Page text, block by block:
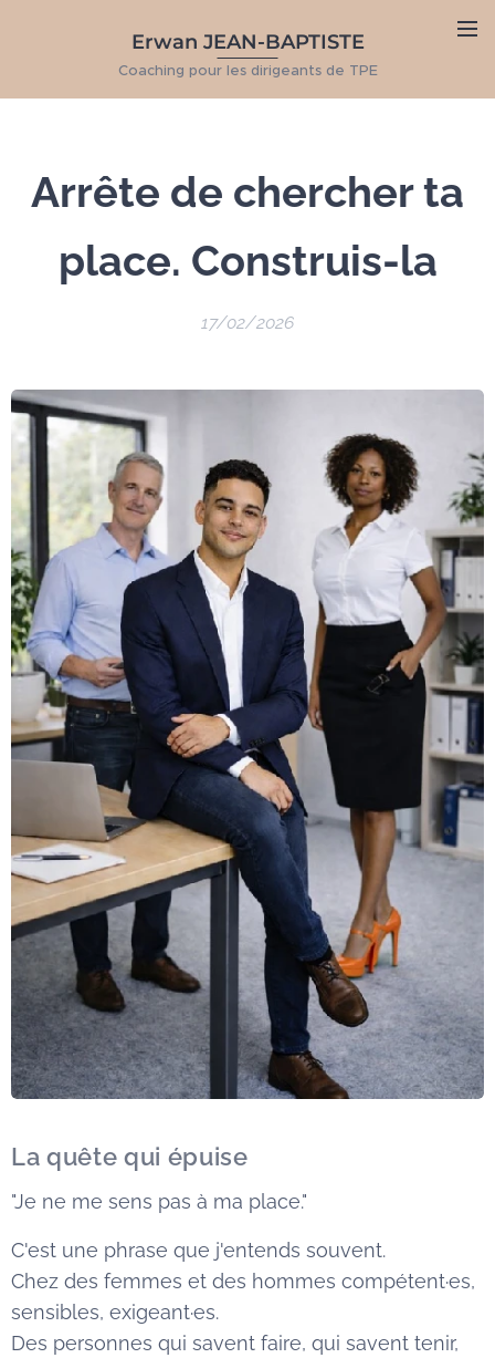
Erwan JEAN-BAPTISTE
Coaching pour les dirigeants de TPE
Arrête de chercher ta
place. Construis-la
17/02/2026
La quête qui épuise
"Je ne me sens pas à ma place."
C'est une phrase que j'entends souvent.
Chez des femmes et des hommes compétent·es,
sensibles, exigeant·es.
Des personnes qui savent faire, qui savent tenir,